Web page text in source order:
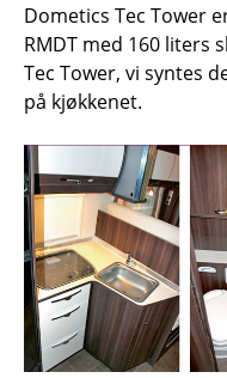
Dometics Tec Tower
RMDT med 160 liters
Tec Tower, vi syntes
på kjøkkenet.